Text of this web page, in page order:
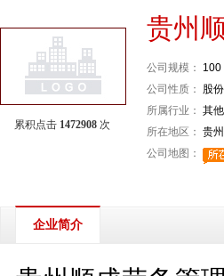
累积点击 1472908 次
贵州
公司规模：
100
公司性质：
股
所属行业： 其他
所在地区： 贵
公司地图：
企业简介